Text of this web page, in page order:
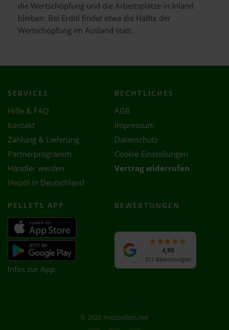
die Wertschöpfung und die Arbeitsplätze in Inland
bleiben. Bei Erdöl findet etwa die Hälfte der
Wertschöpfung im Ausland statt.
SERVICES
Hilfe & FAQ
Kontakt
Zahlung & Lieferung
Partnerprogramm
Händler werden
Heizöl in Deutschland
RECHTLICHES
AGB
Impressum
Datenschutz
Cookie-Einstellungen
Vertrag widerrufen
PELLETS APP
Infos zur App
BEWERTUNGEN
4,90
317 Bewertungen
© 2026 Holzpellets.net